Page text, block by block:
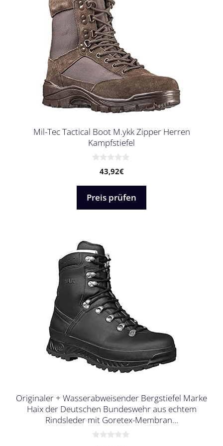
Mil-Tec Tactical Boot M.ykk Zipper Herren
Kampfstiefel
n
5
43,92€
Preis prüfen
Originaler + Wasserabweisender Bergstiefel Marke
Haix der Deutschen Bundeswehr aus echtem
Rindsleder mit Goretex-Membran…